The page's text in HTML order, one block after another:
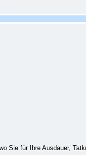
Sie für Ihre Ausdauer,